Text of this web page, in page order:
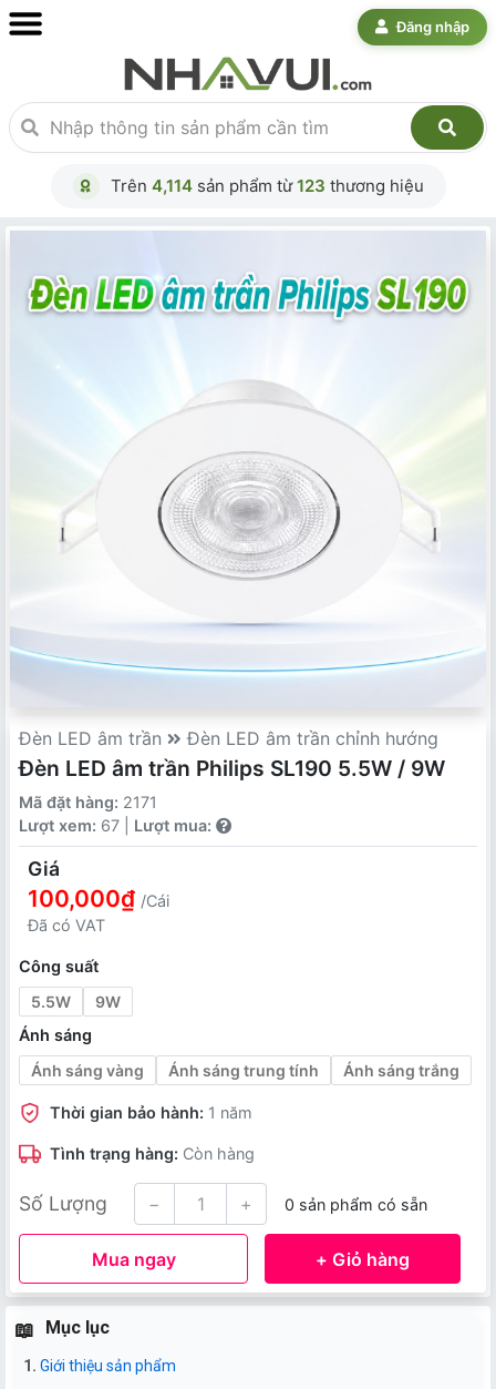
Đăng nhập
Trên 4,114sản phẩm từ123 thương hiệu
Đèn LED âm trần Đèn LED âm trần chỉnh hướng
Đèn LED âm trần Philips SL190 5.5W / 9W
Mã đặt hàng: 2171
Lượt xem: 67 | Lượt mua:
Giá
100,000₫ /Cái
Đã có VAT
Công suất
5.5W
9W
Ánh sáng
Ánh sáng vàng
Ánh sáng trung tính Ánh sáng trắng
Thời gian bảo hành: 1 năm
Tình trạng hàng: Còn hàng
Số Lượng − + 0 sản phẩm có sẵn
Mua ngay + Giỏ hàng
Mục lục
Giới thiệu sản phẩm